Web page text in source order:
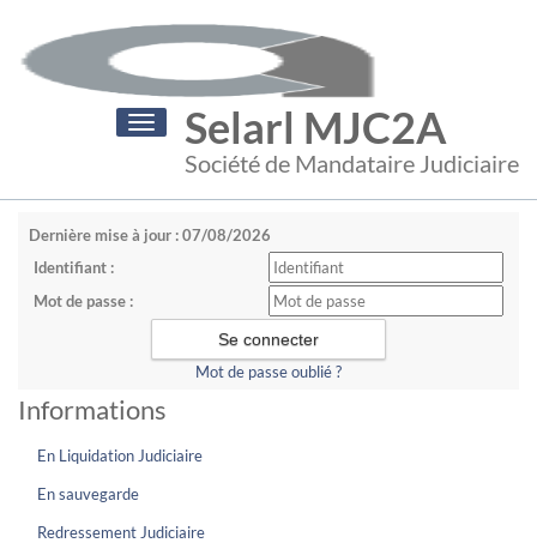
Selarl MJC2A
Société de Mandataire Judiciaire
Toggle
navigation
Dernière mise à jour : 07/08/2026
Identifiant :
Mot de passe :
Mot de passe oublié ?
Informations
En Liquidation Judiciaire
En sauvegarde
Redressement Judiciaire